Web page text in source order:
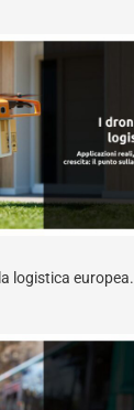
logistica europea.